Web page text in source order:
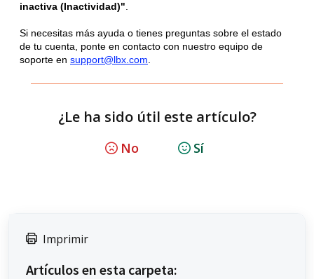
inactiva (Inactividad)"
Si necesitas más ayuda o tienes preguntas sobre el estado
de tu cuenta, ponte en contacto con nuestro equipo de
soporte en support@lbx.com
¿Le ha sido útil este artículo?
No Sí
Imprimir
Artículos en esta carpeta: